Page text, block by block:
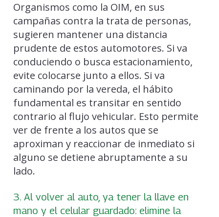
Organismos como la OIM, en sus
campañas contra la trata de personas,
sugieren mantener una distancia
prudente de estos automotores. Si va
conduciendo o busca estacionamiento,
evite colocarse junto a ellos. Si va
caminando por la vereda, el hábito
fundamental es transitar en sentido
contrario al flujo vehicular. Esto permite
ver de frente a los autos que se
aproximan y reaccionar de inmediato si
alguno se detiene abruptamente a su
lado.
3. Al volver al auto, ya tener la llave en
mano y el celular guardado: elimine la